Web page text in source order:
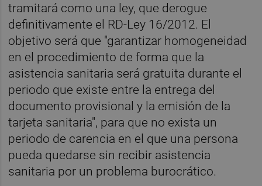
tramitará como una ley, que derogue
definitivamente el RD-Ley 16/2012. El
objetivo será que "garantizar homogeneidad
en el procedimiento de forma que la
asistencia sanitaria será gratuita durante el
periodo que existe entre la entrega del
documento provisional y la emisión de la
tarjeta sanitaria", para que no exista un
periodo de carencia en el que una persona
pueda quedarse sin recibir asistencia
sanitaria por un problema burocrático.